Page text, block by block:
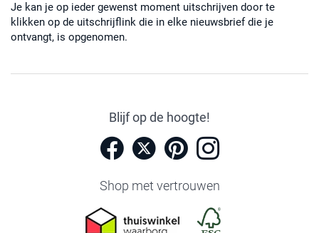
Je kan je op ieder gewenst moment uitschrijven door te
klikken op de uitschrijflink die in elke nieuwsbrief die je
ontvangt, is opgenomen.
Blijf op de hoogte!
Shop met vertrouwen